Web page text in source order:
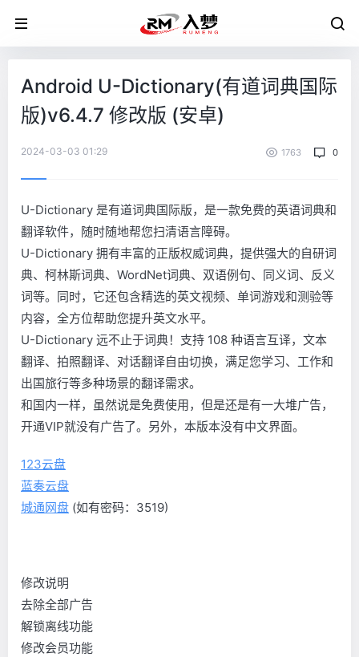
Android U-Dictionary(有道词典国际
版)v6.4.7 修改版 (安卓)
2024-03-03 01:29 1763 0
U-Dictionary 是有道词典国际版，是一款免费的英语词典和
翻译软件，随时随地帮您扫清语言障碍。
U-Dictionary 拥有丰富的正版权威词典，提供强大的自研词
典、柯林斯词典、WordNet词典、双语例句、同义词、反义
词等。同时，它还包含精选的英文视频、单词游戏和测验等
内容，全方位帮助您提升英文水平。
U-Dictionary 远不止于词典！支持 108 种语言互译，文本
翻译、拍照翻译、对话翻译自由切换，满足您学习、工作和
出国旅行等多种场景的翻译需求。
和国内一样，虽然说是免费使用，但是还是有一大堆广告，
开通VIP就没有广告了。另外，本版本没有中文界面。
123云盘
蓝奏云盘
城通网盘 (如有密码：3519)
修改说明
去除全部广告
解锁离线功能
修改会员功能